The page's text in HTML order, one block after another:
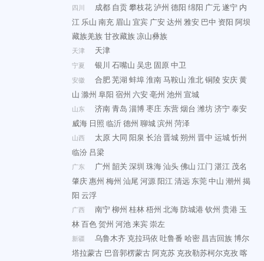
四川 成都 自贡攀枝花泸州 德阳 绵阳 广元遂宁 内
江 乐山 南充 眉山 宜宾 广安达州 雅安 巴中 资阳 阿坝
藏族羌族甘孜藏族凉山彝族
天津 天津
宁夏 银川 石嘴山 吴忠 固原中卫
安徽 合肥芜湖 蚌埠淮南马鞍山 淮北铜陵 安庆黄
山 滁州 阜阳 宿州 六安亳州 池州 宣城
山东 济南青岛 淄博枣庄 东营烟台 潍坊济宁泰安
威海 日照 临沂德州 聊城滨州 菏泽
山西 太原 大同 阳泉 长治晋城朔州 晋中 运城忻州
临汾 吕梁
广东 广州 韶关 深圳 珠海汕头佛山 江门 湛江 茂名
肇庆惠州 梅州 汕尾 河源阳江清远 东莞中山 潮州 揭
阳 云浮
广西 南宁柳州 桂林梧州 北海防城港钦州 贵港 玉
林百色贺州 河池来宾崇左
新疆 乌鲁木齐 克拉玛依 吐鲁番 哈密 昌吉回族博尔
塔拉蒙古 巴音郭楞蒙古阿克苏 克孜勒苏柯尔克孜喀